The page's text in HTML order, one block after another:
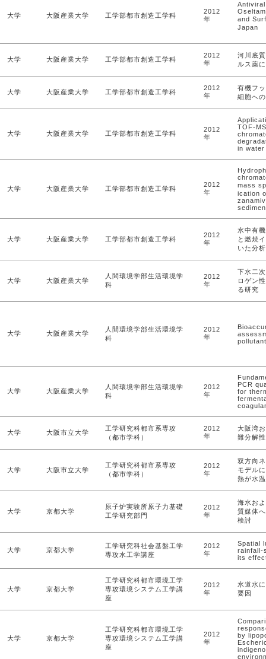
大学 大阪産業大学 工学部都市創造工学科
2012
年
and
Japan
大学 大阪産業大学 工学部都市創造工学科
2012
年
河川底
ルス薬
大学 大阪産業大学 工学部都市創造工学科
2012
年
有機フ
細胞へ
大学 大阪産業大学 工学部都市創造工学科
2012
年
TOF-
in water
大学 大阪産業大学 工学部都市創造工学科
2012
年
mass
ication
大学 大阪産業大学 工学部都市創造工学科
2012
年
水中有
と燃焼
いた分
大学 大阪産業大学
人間環境学部生活環境学
科
2012
年
下水二
ロゲン
る研究
大学 大阪産業大学
人間環境学部生活環境学
科
2012
年
大学 大阪産業大学
人間環境学部生活環境学
科
2012
年
PCR
for
大学 大阪市立大学
工学研究科都市系専攻
（都市学科）
2012
年
大阪湾
難分解
大学 大阪市立大学
工学研究科都市系専攻
（都市学科）
2012
年
双方向
モデル
熱が水
大学 京都大学
原子炉実験所原子力基礎
工学研究部門
2012
年
海水お
質媒体
検討
大学 京都大学
工学研究科社会基盤工学
専攻水工学講座
2012
年
Spatial
rainfall-
its
大学 京都大学
工学研究科都市環境工学
専攻環境システム工学講
座
2012
年
水道水
要因
大学 京都大学
工学研究科都市環境工学
専攻環境システム工学講
座
2012
年
by